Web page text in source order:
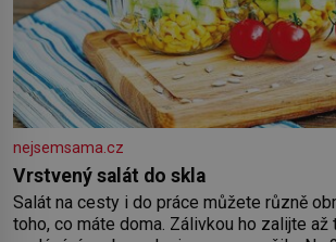
nejsemsama.cz
Vrstvený salát do skla
Salát na cesty i do práce můžete různě
toho, co máte doma. Zálivkou ho zalijte až